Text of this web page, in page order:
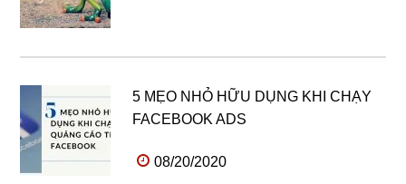
5 MẸO NHỎ HỮU DỤNG KHI CHẠY
FACEBOOK ADS
08/20/2020